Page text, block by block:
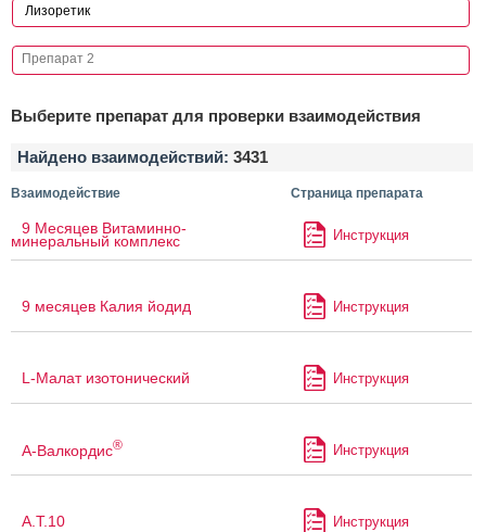
Выберите препарат для проверки взаимодействия
Найдено взаимодействий: 3431
Взаимодействие Страница препарата
9 Месяцев Витаминно-
минеральный комплекс Инструкция
9 месяцев Калия йодид Инструкция
L-Малат изотонический Инструкция
А-Валкордис® Инструкция
А.Т.10 Инструкция